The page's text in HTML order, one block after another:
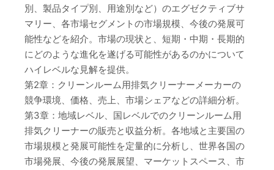
別、製品タイプ別、用途別など）のエグゼクティブサ
マリー、各市場セグメントの市場規模、今後の発展可
能性などを紹介。市場の現状と、短期・中期・長期的
にどのような進化を遂げる可能性があるのかについて
ハイレベルな見解を提供。
第2章：クリーンルーム用排気クリーナーメーカーの
競争環境、価格、売上、市場シェアなどの詳細分析。
第3章：地域レベル、国レベルでのクリーンルーム用
排気クリーナーの販売と収益分析。各地域と主要国の
市場規模と発展可能性を定量的に分析し、世界各国の
市場発展、今後の発展展望、マーケットスペース、市